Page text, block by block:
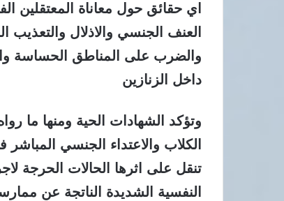
اي حقائق حول معاناة المعتقلين
العنف الجنسي والاذلال
والضرب على المناطق الحساسة
داخل الزنازين
وتؤكد الشهادات الحية ومنها ما
الكلاب والاعتداء الجنسي
تنقل على اثرها الحالات الحرجة
النفسية الشديدة الناتجة عن